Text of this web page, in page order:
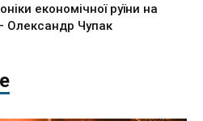
економічної руїни на
– Олександр Чупак